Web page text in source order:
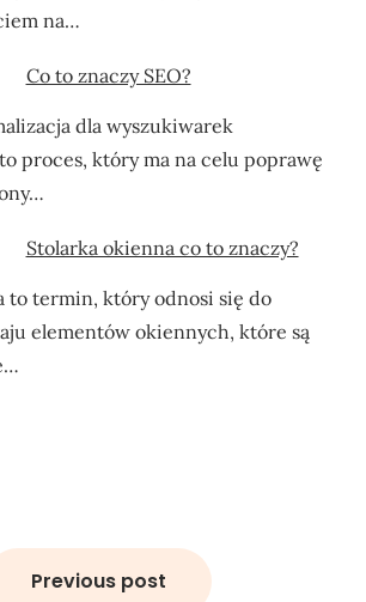
na…
Co to znaczy SEO?
dla wyszukiwarek
proces, który ma na celu poprawę
Stolarka okienna co to znaczy?
to termin, który odnosi się do
elementów okiennych, które są
Previous post